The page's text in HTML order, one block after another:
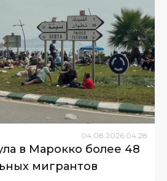
04.08.2026 04:28
в Марокко более 48
мигрантов